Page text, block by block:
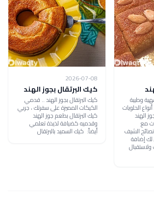
وطيبة
الحلويات
الهند
مع
الشيف
إضافة
2026-07-08
كيك البرتقال بجوز الهند
كيك البرتقال بجوز الهند .. قدمي
الكيكات المميزة على سفرتك ، جربي
كيك البرتقال بطعم جوز الهند
وقدميه كضيافة لذيذة تعلمي
أيضاً: كيك السميد بالبرتقال